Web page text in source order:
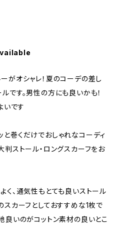
がオシャレ！夏のコーデの差し
です。男性の方にも良いかも！
いです
巻くだけでおしゃれなコーディ
判ストール・ロングスカーフをお
く、通気性もとても良いストール
スカーフとしておすすめな1枚で
良いのがコットン素材の良いとこ